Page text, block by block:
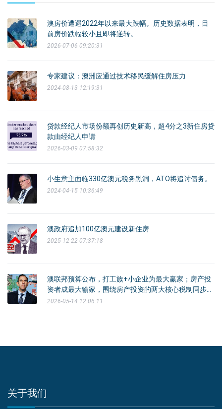
澳房价遭遇2022年以来最大跌幅。历史数据表明，目
前房价跌幅较小且即将逆转。
2026-07-06 09:20:31
专家建议：澳洲应通过技术移民缓解住房压力
2024-08-13 12:19:31
贷款经纪人市场份额再创历史新高，超4分之3新住房贷
款由经纪人申请
2026-03-09 07:58:32
小生意主面临330亿澳元税务黑洞，ATO将追讨债务。
2024-04-15 10:36:49
澳政府追加100亿澳元建设新住房
2025-12-22 07:37:18
澳联邦预算公布，打工族+小企业为最大赢家；房产投
资者成最大输家，围绕房产投资的两大核心税制同步迎
来重大调整。
2026-05-14 12:06:11
关于我们